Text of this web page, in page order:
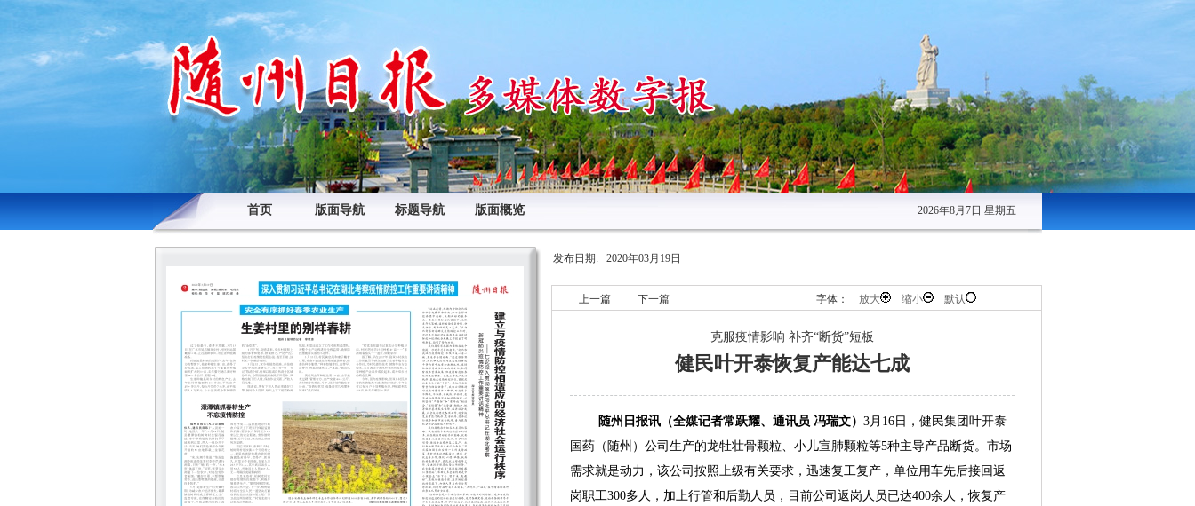
首页 版面导航 标题导航 版面概览 2026年8月7日 星期五
发布日期: 2020年03月19日
上一篇 下一篇 字体： 放大 缩小 默认
克服疫情影响 补齐“断货”短板
健民叶开泰恢复产能达七成
随州日报讯（全媒记者常跃耀、通讯员 冯瑞文） 3月16日，健民集团叶开泰
国药（随州）公司生产的龙牡壮骨颗粒、小儿宣肺颗粒等5种主导产品断货。市场
需求就是动力，该公司按照上级有关要求，迅速复工复产，单位用车先后接回返
岗职工300多人，加上行管和后勤人员，目前公司返岗人员已达400余人，恢复产